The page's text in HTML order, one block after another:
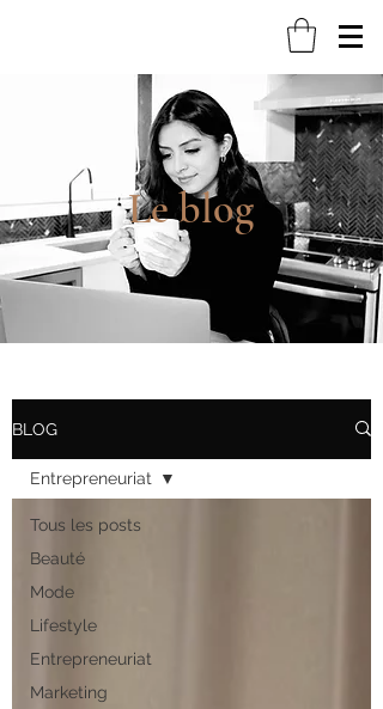
BLOG
Tous les posts
Beauté
Mode
Lifestyle
Entrepreneuriat
Marketing
Entrepreneuriat
Le blog